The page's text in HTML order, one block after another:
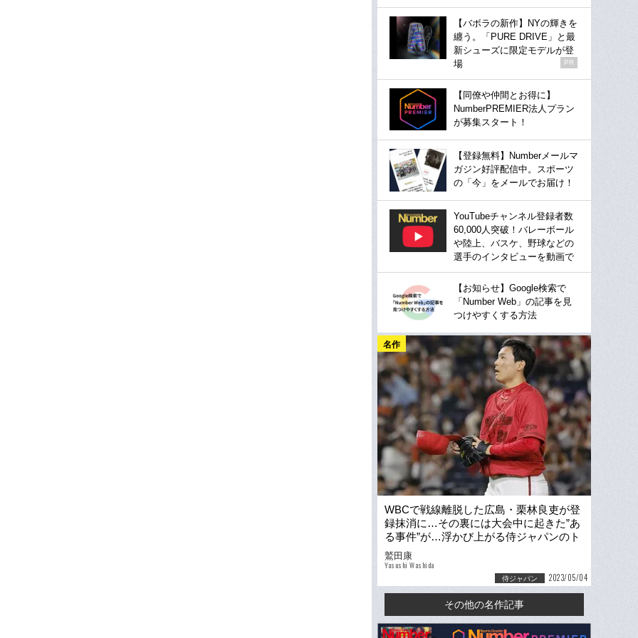
【バボラの新作】NYの輝きを
纏う。「PURE DRIVE」と最
新シューズに限定モデルが登
場
PR
【同僚や仲間とお得に】
NumberPREMIER法人プラン
が募集スタート！
【登録無料】Numberメールマ
ガジン好評配信中。スポーツ
の「今」をメールでお届け！
YouTubeチャンネル登録者数
60,000人突破！バレーボール
や陸上、バスケ、野球などの
選手のインタビューを動画で
【お知らせ】Google検索で
「Number Web」の記事を見
つけやすくする方法
名作
WBCで戦線離脱した広島・栗林良吏が登
録抹消に…その裏には大会中に起きた”あ
る事件”が…浮かび上がる侍ジャパンのト
レーナー問題
鷲田康
Yasushi Washida
侍ジャパン 2023/05/04
その他の名作記事